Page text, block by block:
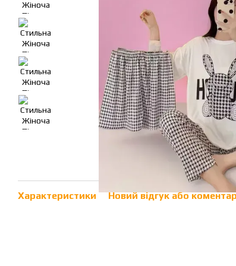
Характеристики Новий відгук або